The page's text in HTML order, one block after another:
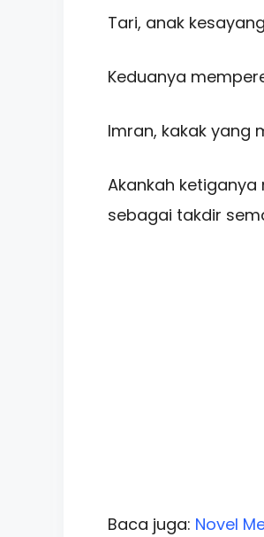
Tari, anak
Keduanya
Imran, kakak yang
Akankah
sebagai takdir
Baca juga: Novel